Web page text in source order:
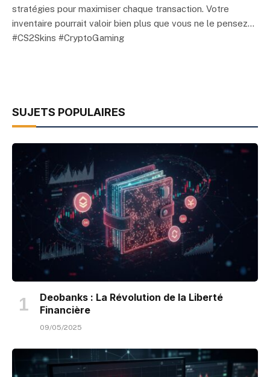
stratégies pour maximiser chaque transaction. Votre
inventaire pourrait valoir bien plus que vous ne le pensez…
#CS2Skins #CryptoGaming
SUJETS POPULAIRES
Deobanks : La Révolution de la Liberté
Financière
09/05/2025